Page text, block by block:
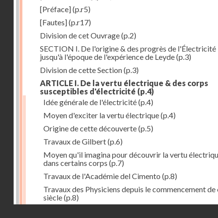
[Préface](p.r5)
[Fautes](p.r17)
Division de cet Ouvrage(p.2)
SECTION I. De l'origine & des progrès de l'Électricité
jusqu'à l'époque de l'expérience de Leyde(p.3)
Division de cette Section(p.3)
ARTICLE I. De la vertu électrique & des corps
susceptibles d'électricité (p.4)
Idée générale de l'électricité(p.4)
Moyen d'exciter la vertu électrique(p.4)
Origine de cette découverte(p.5)
Travaux de Gilbert(p.6)
Moyen qu'il imagina pour découvrir la vertu
dans certains corps (p.7)
Travaux de l'Académie del Cimento (p.8)
Travaux des Physiciens depuis le commencement de
siècle(p.8)